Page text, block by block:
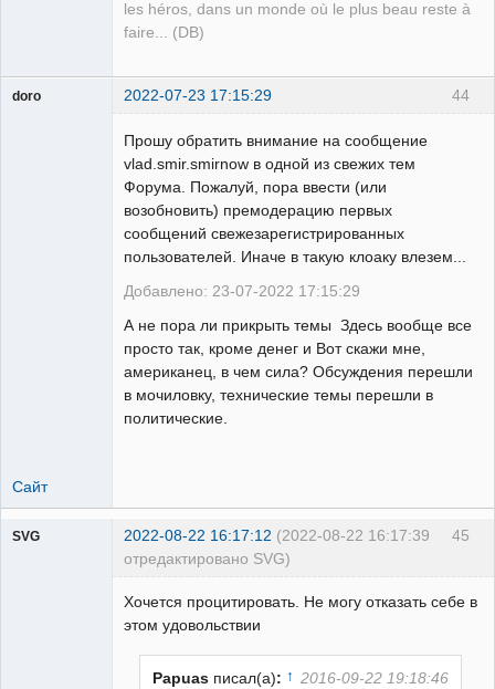
les héros, dans un monde où le plus beau reste à
faire... (DB)
44
doro 2022-07-23 17:15:29
Прошу обратить внимание на сообщение
vlad.smir.smirnow в одной из свежих тем
Форума. Пожалуй, пора ввести (или
возобновить) премодерацию первых
сообщений свежезарегистрированных
пользователей. Иначе в такую клоаку влезем...
Добавлено: 23-07-2022 17:15:29
А не пора ли прикрыть темы Здесь вообще все
просто так, кроме денег и Вот скажи мне,
американец, в чем сила? Обсуждения перешли
в мочиловку, технические темы перешли в
политические.
Сайт
45
SVG 2022-08-22 16:17:12 (2022-08-22 16:17:39
отредактировано SVG)
Хочется процитировать. Не могу отказать себе в
этом удовольствии
Papuas писал(а): ↑ 2016-09-22 19:18:46